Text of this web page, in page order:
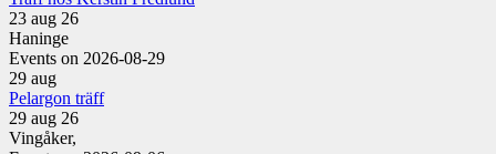
23 aug 26
Haninge
Events on 2026-08-29
29 aug
Pelargon träff
29 aug 26
Vingåker,